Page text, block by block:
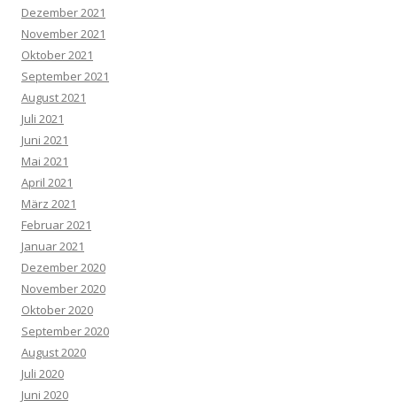
Dezember 2021
November 2021
Oktober 2021
September 2021
August 2021
Juli 2021
Juni 2021
Mai 2021
April 2021
März 2021
Februar 2021
Januar 2021
Dezember 2020
November 2020
Oktober 2020
September 2020
August 2020
Juli 2020
Juni 2020